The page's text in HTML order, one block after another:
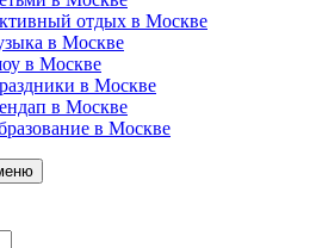
отдых в Москве
в Москве
в Москве
в Москве
в Москве
в Москве